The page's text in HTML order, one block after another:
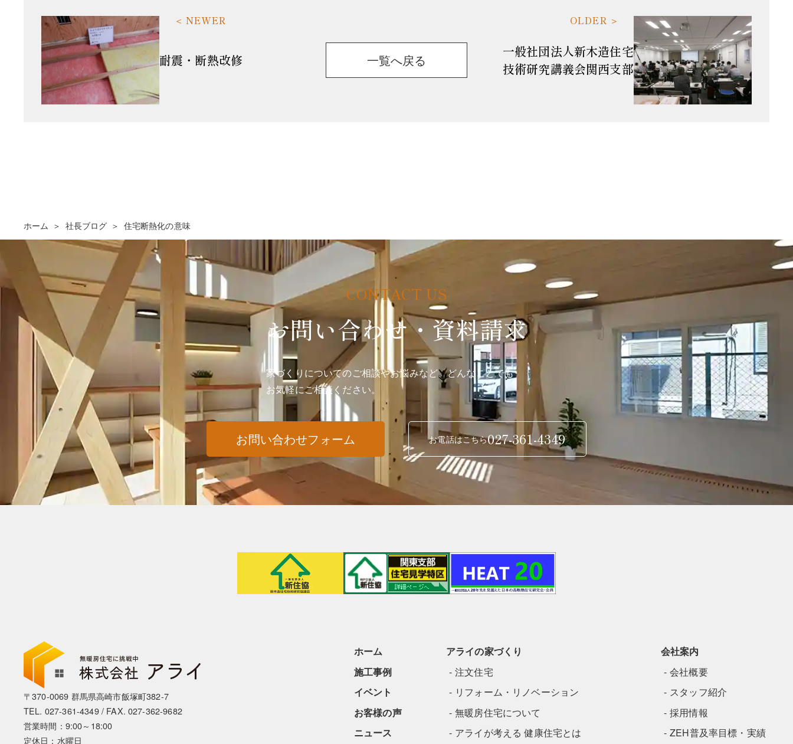
耐震・断熱改修
一般社団法人新木造住宅
技術研究講義会関西支部
一覧へ戻る
ホーム 社長ブログ 住宅断熱化の意味
お問い合わせ・資料請求
家づくりについてのご相談やお悩みなど、どんなことでも
お気軽にご相談ください。
お問い合わせフォーム お電話はこちら027-361-4349
〒370-0069 群馬県高崎市飯塚町382-7
TEL. 027-361-4349/ FAX. 027-362-9682
営業時間：9:00～18:00
定休日：水曜日
ホーム
アライの家づくり
注文住宅
リフォーム・リノベーション
無暖房住宅について
アライが考える 健康住宅とは
会社案内
会社概要
スタッフ紹介
採用情報
ZEH普及率目標・実績
施工事例
イベント
お客様の声
ニュース